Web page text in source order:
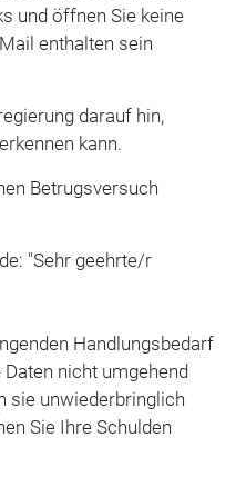
und öffnen Sie keine
enthalten sein
darauf hin,
kann.
Betrugsversuch
"Sehr geehrte/r
Handlungsbedarf
Daten nicht umgehend
sie unwiederbringlich
Sie Ihre Schulden